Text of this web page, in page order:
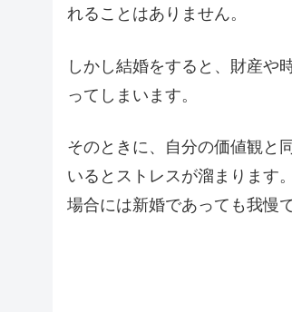
れることはありません。
しかし結婚をすると、財産や
ってしまいます。
そのときに、自分の価値観と
いるとストレスが溜まります
場合には新婚であっても我慢